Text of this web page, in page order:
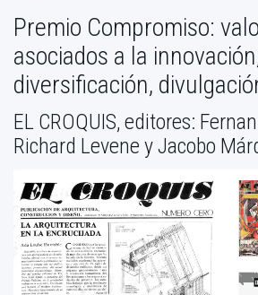
Premio Compromiso:
asociados a la
diversificación,
EL CROQUIS, editores:
Richard Levene y Jacobo